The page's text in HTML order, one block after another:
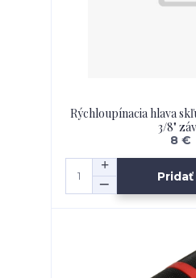
Rýchloupínacia hlava
3/8"
8 €